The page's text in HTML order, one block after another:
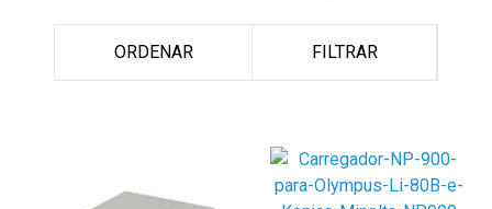
ORDENAR FILTRAR